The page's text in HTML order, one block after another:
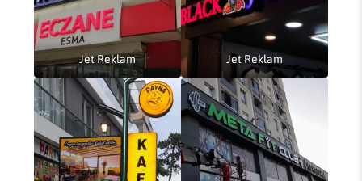
Jet Reklam Jet Reklam